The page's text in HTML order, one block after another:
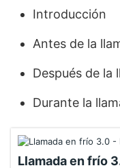
Introducción
Antes de la
Después de la
Durante la
Llamada en frío